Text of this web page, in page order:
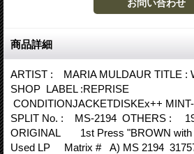
商品詳細
ARTIST : MARIA MULDAUR TITLE :
SHOP LABEL :REPRISE
CONDITIONJACKETDISKEx++
SPLIT No. : MS-2194 OTHERS :
ORIGINAL 1st Press "BROWN
Used LP Matrix # A) MS 2194